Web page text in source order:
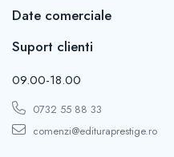
Date comerciale
Suport clienti
09.00-18.00
0732 55 88 33
comenzi@edituraprestige.ro